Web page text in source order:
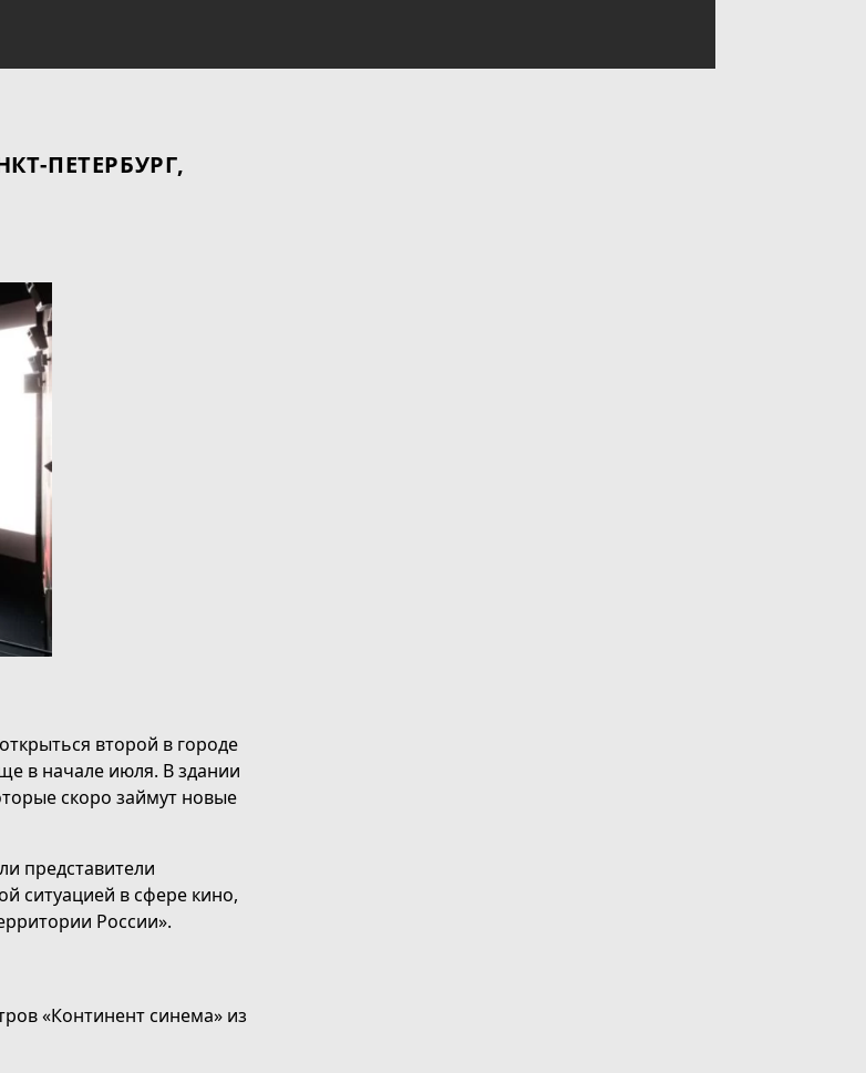
ПЕТЕРБУРГ,
второй в городе
в начале июля. В здании
скоро займут новые
представители
ситуацией в сфере кино,
России».
«Континент синема» из